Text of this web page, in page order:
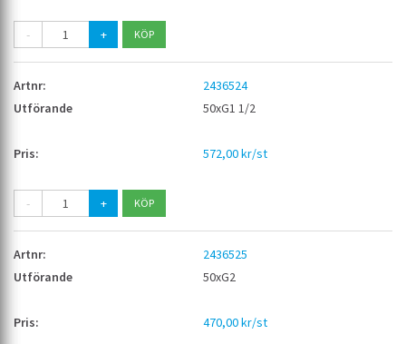
- +
2436524
50xG1 1/2
572,00 kr/st
- +
2436525
50xG2
470,00 kr/st